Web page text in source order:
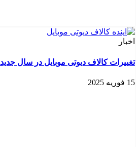
اخبار
تغییرات کالاف دیوتی موبایل در سال جدید
15 فوریه 2025